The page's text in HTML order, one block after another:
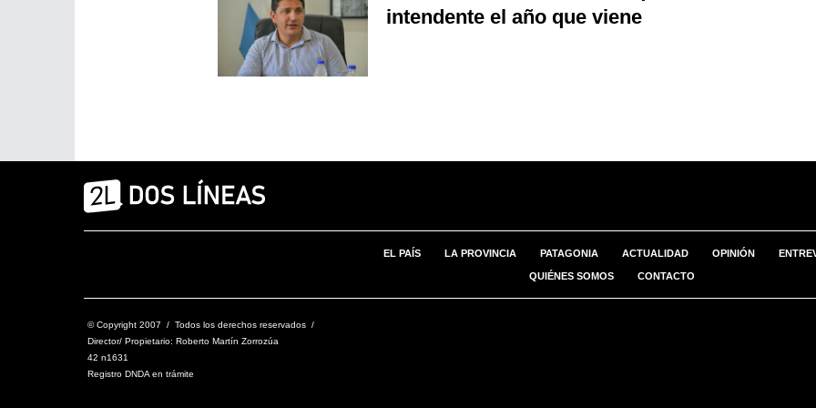
intendente el año que viene
EL PAÍS LA PROVINCIA PATAGONIA ACTUALIDAD OPINIÓN
QUIÉNES SOMOS CONTACTO
© Copyright 2007 / Todos los derechos reservados /
Director/ Propietario: Roberto Martín Zorrozúa
42 n1631
Registro DNDA en trámite